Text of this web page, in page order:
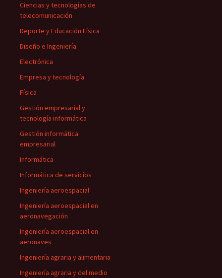
Ciencias y tecnologías de
telecomunicación
Deporte y Educación Física
Diseño e Ingeniería
Electrónica
Empresa y tecnología
Física
Gestión empresarial y
tecnología informática
Gestión informática
empresarial
Informática
Informática de servicios
Ingeniería aeroespacial
Ingeniería aeroespacial en
aeronavegación
Ingeniería aeroespacial en
aeronaves
Ingeniería agraria y alimentaria
Ingeniería agraria y del medio